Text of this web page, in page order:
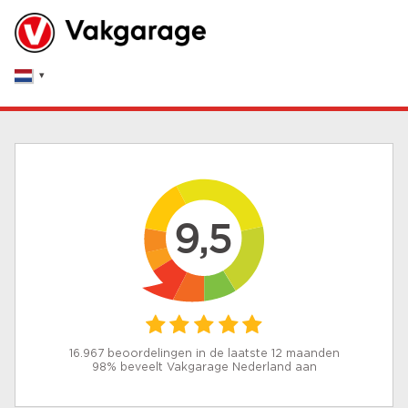
9,5
16.967 beoordelingen in de laatste 12 maanden
98% beveelt Vakgarage Nederland aan